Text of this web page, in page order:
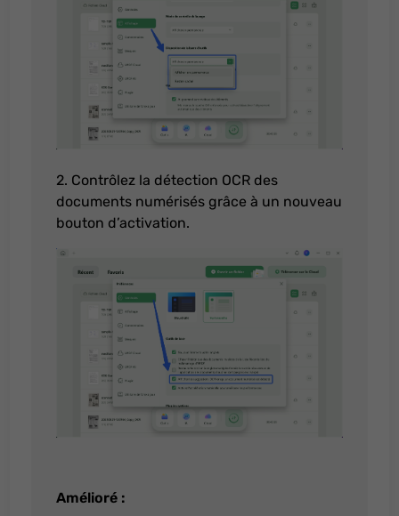
2. Contrôlez la détection OCR des
documents numérisés grâce à un nouveau
bouton d’activation.
Amélioré :